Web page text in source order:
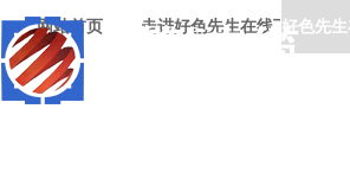
网站首页 走进好色先生在线下载好色先生